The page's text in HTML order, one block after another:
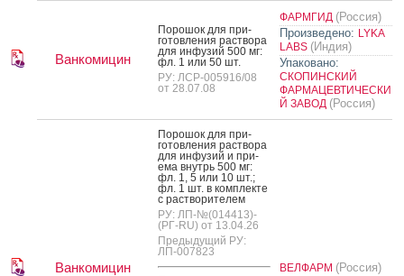
Ванкомицин
По­рошок для при­
готов­ле­ния рас­тво­ра
для ин­фу­зий 500 мг:
фл. 1 или 50 шт.
РУ: ЛСР-005916/08
от 28.07.08
ФАРМГИД (Россия)
Произведено: LYKA
LABS (Индия)
Упаковано:
СКОПИНСКИЙ
ФАРМАЦЕВТИЧЕСКИ
Й ЗАВОД (Россия)
Ванкомицин
По­рошок для при­
готов­ле­ния рас­тво­ра
для ин­фу­зий и при­
ема внутрь 500 мг:
фл. 1, 5 или 10 шт.;
фл. 1 шт. в ком­плек­те
с рас­тво­рите­лем
РУ: ЛП-№(014413)-
(РГ-RU) от 13.04.26
Предыдущий РУ:
ЛП-007823
ВЕЛФАРМ (Россия)